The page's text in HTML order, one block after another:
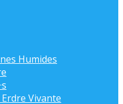
Humides
Vivante